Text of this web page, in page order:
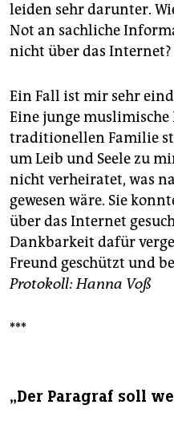
leiden sehr darunter.
Not an sachliche
nicht über das Internet?
Ein Fall ist mir sehr
Eine junge muslimische
traditionellen Familie
um Leib und Seele zu
nicht verheiratet, was
gewesen wäre. Sie
über das Internet
Dankbarkeit dafür
Freund geschützt und
Protokoll: Hanna Voß
***
„Der Paragraf soll